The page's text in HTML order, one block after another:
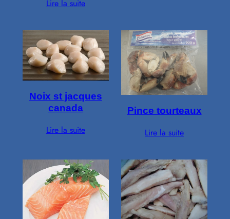
Lire la suite
Noix st jacques
canada
Lire la suite
Pince tourteaux
Lire la suite